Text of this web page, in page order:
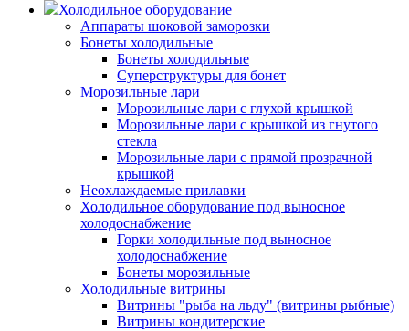
Холодильное оборудование
Аппараты шоковой заморозки
Бонеты холодильные
Бонеты холодильные
Суперструктуры для бонет
Морозильные лари
Морозильные лари с глухой крышкой
Морозильные лари с крышкой из гнутого
стекла
Морозильные лари с прямой прозрачной
крышкой
Неохлаждаемые прилавки
Холодильное оборудование под выносное
холодоснабжение
Горки холодильные под выносное
холодоснабжение
Бонеты морозильные
Холодильные витрины
Витрины "рыба на льду" (витрины рыбные)
Витрины кондитерские